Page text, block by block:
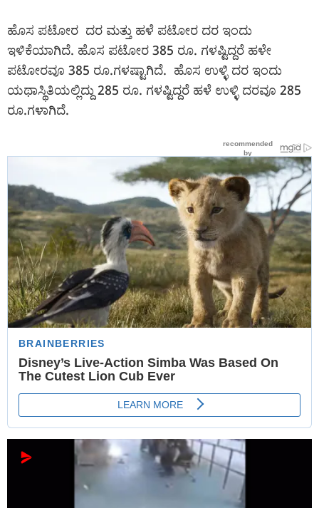
ಹೊಸ ಪಟೋರ ದರ ಮತ್ತು ಹಳೆ ಪಟೋರ ದರ ಇಂದು
ಇಳಿಕೆಯಾಗಿದೆ. ಹೊಸ ಪಟೋರ 385 ರೂ. ಗಳಷ್ಟಿದ್ದರೆ ಹಳೇ
ಪಟೋರವೂ 385 ರೂ.ಗಳಷ್ಟಾಗಿದೆ. ಹೊಸ ಉಳ್ಳಿ ದರ ಇಂದು
ಯಥಾಸ್ಥಿತಿಯಲ್ಲಿದ್ದು 285 ರೂ. ಗಳಷ್ಟಿದ್ದರೆ ಹಳೆ ಉಳ್ಳಿ ದರವೂ 285
ರೂ.ಗಳಾಗಿದೆ.